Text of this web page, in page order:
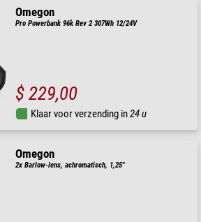
Omegon
Pro Powerbank 96k Rev 2 307Wh 12/24V
$ 229,00
Klaar voor verzending in24 u
Omegon
2x Barlow-lens, achromatisch, 1,25"